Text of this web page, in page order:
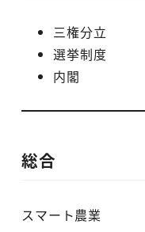
三権分立
選挙制度
内閣
総合
スマート農業